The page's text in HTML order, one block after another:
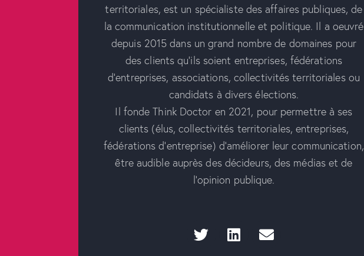
territoriales, est un spécialiste des affaires publiques, de
la communication institutionnelle et politique. Il a oeuvré
depuis 2015 dans un grand nombre de domaines pour
des clients qu’ils soient entreprises, fédérations
d’entreprises, associations, collectivités territoriales ou
candidats à divers élections.
Il fonde Think Doctor en 2021, pour permettre à ses
clients (élus, collectivités territoriales, entreprises,
fédérations d’entreprise) d’améliorer leur communication,
être audible auprès des décideurs, des médias et de
l’opinion publique.